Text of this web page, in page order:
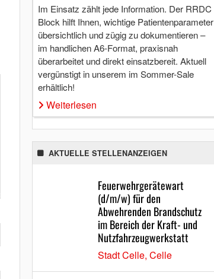
Im Einsatz zählt jede Information. Der RRDC
Block hilft Ihnen, wichtige Patientenparameter
übersichtlich und zügig zu dokumentieren –
im handlichen A6-Format, praxisnah
überarbeitet und direkt einsatzbereit. Aktuell
vergünstigt in unserem im Sommer-Sale
erhältlich!
Weiterlesen
AKTUELLE STELLENANZEIGEN
Feuerwehrgerätewart
(d/m/w) für den
Abwehrenden Brandschutz
im Bereich der Kraft- und
Nutzfahrzeugwerkstatt
Stadt Celle, Celle